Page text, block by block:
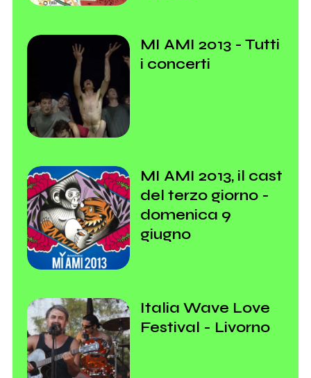
MI AMI 2013 - Tutti
i concerti
MI AMI 2013, il cast
del terzo giorno -
domenica 9
giugno
Italia Wave Love
Festival - Livorno